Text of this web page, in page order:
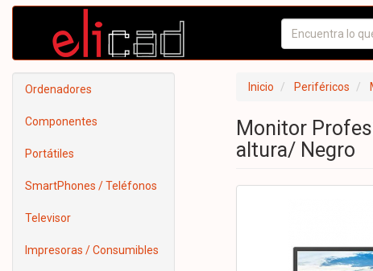
Ordenadores
Componentes
Portátiles
SmartPhones / Teléfonos
Televisor
Impresoras / Consumibles
Inicio Periféricos
Monitor
altura/ Negro